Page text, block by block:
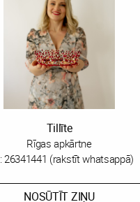
Tillīte
Rīgas apkārtne
26341441 (rakstīt whatsappā)
NOSŪTĪT ZIŅU